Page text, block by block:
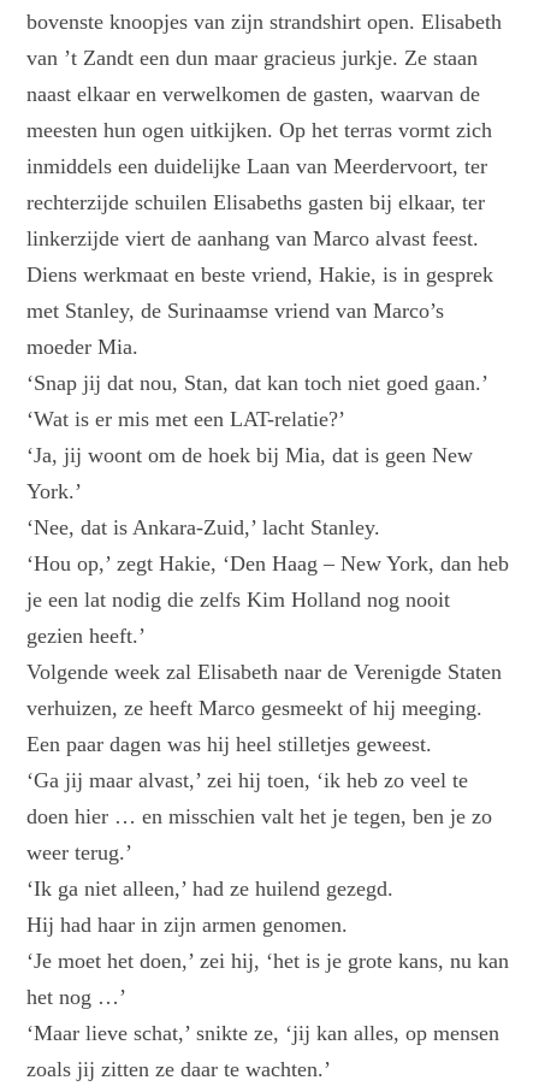
bovenste knoopjes van zijn strandshirt open. Elisabeth
van ’t Zandt een dun maar gracieus jurkje. Ze staan
naast elkaar en verwelkomen de gasten, waarvan de
meesten hun ogen uitkijken. Op het terras vormt zich
inmiddels een duidelijke Laan van Meerdervoort, ter
rechterzijde schuilen Elisabeths gasten bij elkaar, ter
linkerzijde viert de aanhang van Marco alvast feest.
Diens werkmaat en beste vriend, Hakie, is in gesprek
met Stanley, de Surinaamse vriend van Marco’s
moeder Mia.
‘Snap jij dat nou, Stan, dat kan toch niet goed gaan.’
‘Wat is er mis met een LAT-relatie?’
‘Ja, jij woont om de hoek bij Mia, dat is geen New
York.’
‘Nee, dat is Ankara-Zuid,’ lacht Stanley.
‘Hou op,’ zegt Hakie, ‘Den Haag – New York, dan heb
je een lat nodig die zelfs Kim Holland nog nooit
gezien heeft.’
Volgende week zal Elisabeth naar de Verenigde Staten
verhuizen, ze heeft Marco gesmeekt of hij meeging.
Een paar dagen was hij heel stilletjes geweest.
‘Ga jij maar alvast,’ zei hij toen, ‘ik heb zo veel te
doen hier … en misschien valt het je tegen, ben je zo
weer terug.’
‘Ik ga niet alleen,’ had ze huilend gezegd.
Hij had haar in zijn armen genomen.
‘Je moet het doen,’ zei hij, ‘het is je grote kans, nu kan
het nog …’
‘Maar lieve schat,’ snikte ze, ‘jij kan alles, op mensen
zoals jij zitten ze daar te wachten.’